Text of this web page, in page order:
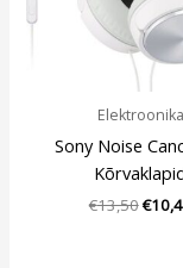
Elektroonika
Sony Noise
€13,50€